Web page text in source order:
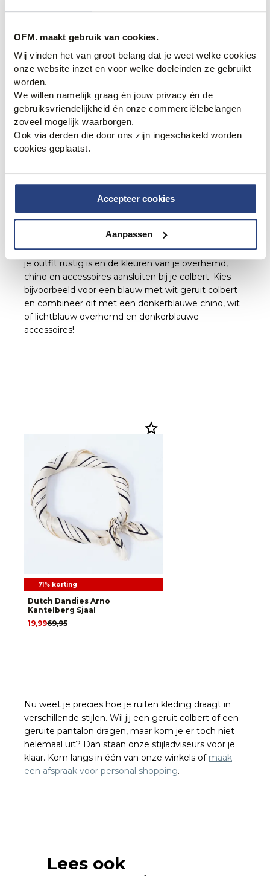
OFM. maakt gebruik van cookies.
Wij vinden het van groot belang dat je weet welke cookies
onze website inzet en voor welke doeleinden ze gebruikt
worden.
We willen namelijk graag én jouw privacy én de
gebruiksvriendelijkheid én onze commerciëlebelangen
zoveel mogelijk waarborgen.
Ook via derden die door ons zijn ingeschakeld worden
cookies geplaatst.
Accepteer cookies
Aanpassen
dit seizoen niet mogen
ontbreken in je
schoenenkast?Wij vertellen
het je!
4. De business outfit
Heb jij een belangrijke vergadering of zakelijk event
en wil jij indruk maken? Ga voor een business look
met een geruit colbert. Let er wel op dat de rest van
je outfit rustig is en de kleuren van je overhemd,
chino en accessoires aansluiten bij je colbert. Kies
bijvoorbeeld voor een blauw met wit geruit colbert
en combineer dit met een donkerblauwe chino, wit
of lichtblauw overhemd en donkerblauwe
accessoires!
71% korting
Dutch Dandies Arno
Kantelberg Sjaal
69,95
19,99
Nu weet je precies hoe je ruiten kleding draagt in
verschillende stijlen. Wil jij een geruit colbert of een
geruite pantalon dragen, maar kom je er toch niet
helemaal uit? Dan staan onze stijladviseurs voor je
klaar. Kom langs in één van onze winkels of maak
een afspraak voor personal shopping.
Lees ook